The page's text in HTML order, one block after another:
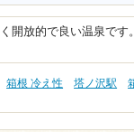
開放的で良い温泉です
箱根 冷え性 塔ノ沢駅